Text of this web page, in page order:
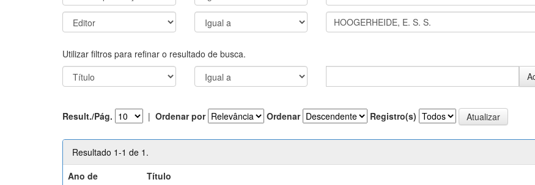
Utilizar filtros para refinar o resultado de busca.
Result./Pág. | Ordenar por Ordenar Registro(s)
Resultado 1-1 de 1.
Ano de
Título